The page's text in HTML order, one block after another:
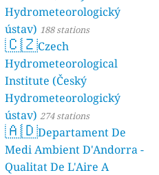
Hydrometeorologický
ústav) 188 stations
🇨🇿Czech
Hydrometeorological
Institute (Český
Hydrometeorologický
ústav) 274 stations
🇦🇩Departament De
Medi Ambient D'Andorra -
Qualitat De L'Aire A